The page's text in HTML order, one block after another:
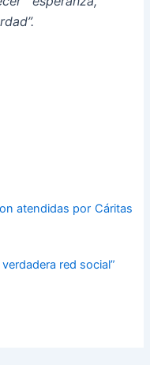
atendidas por Cáritas
red social”